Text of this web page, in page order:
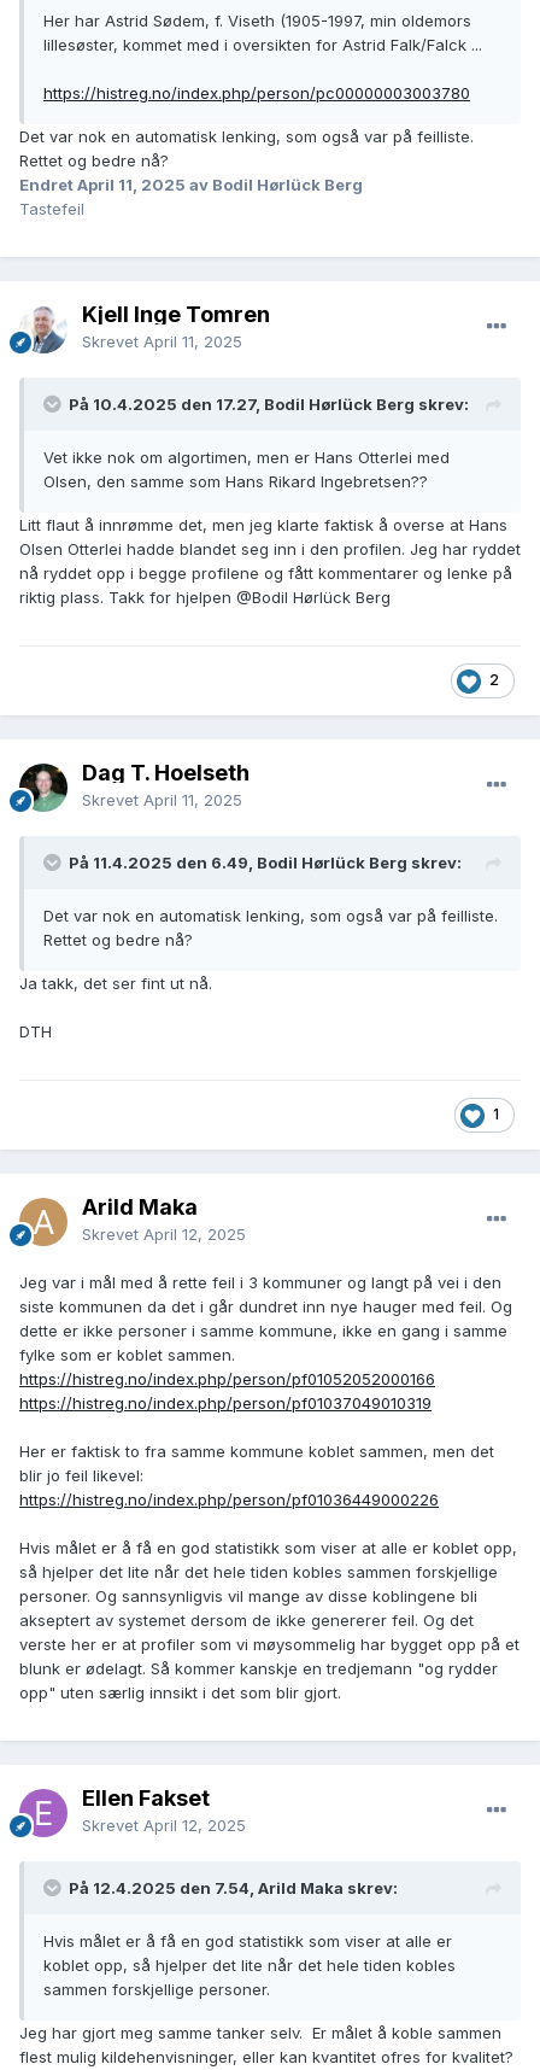
Her har Astrid Sødem, f. Viseth (1905-1997, min oldemors
lillesøster, kommet med i oversikten for Astrid Falk/Falck ...
https://histreg.no/index.php/person/pc00000003003780
Det var nok en automatisk lenking, som også var på feilliste.
Rettet og bedre nå?
EndretApril 11, 2025 av Bodil Hørlück Berg
Tastefeil
Kjell Inge Tomren
Skrevet April 11, 2025
På 10.4.2025 den 17.27, Bodil Hørlück Berg skrev:
Vet ikke nok om algortimen, men er Hans Otterlei med
Olsen, den samme som Hans Rikard Ingebretsen??
Litt flaut å innrømme det, men jeg klarte faktisk å overse at Hans
Olsen Otterlei hadde blandet seg inn i den profilen. Jeg har ryddet
nå ryddet opp i begge profilene og fått kommentarer og lenke på
riktig plass. Takk for hjelpen @Bodil Hørlück Berg
2
Dag T. Hoelseth
Skrevet April 11, 2025
På 11.4.2025 den 6.49, Bodil Hørlück Berg skrev:
Det var nok en automatisk lenking, som også var på feilliste.
Rettet og bedre nå?
Ja takk, det ser fint ut nå.
DTH
1
Arild Maka
Skrevet April 12, 2025
Jeg var i mål med å rette feil i 3 kommuner og langt på vei i den
siste kommunen da det i går dundret inn nye hauger med feil. Og
dette er ikke personer i samme kommune, ikke en gang i samme
fylke som er koblet sammen.
https://histreg.no/index.php/person/pf01052052000166
https://histreg.no/index.php/person/pf01037049010319
Her er faktisk to fra samme kommune koblet sammen, men det
blir jo feil likevel:
https://histreg.no/index.php/person/pf01036449000226
Hvis målet er å få en god statistikk som viser at alle er koblet opp,
så hjelper det lite når det hele tiden kobles sammen forskjellige
personer. Og sannsynligvis vil mange av disse koblingene bli
akseptert av systemet dersom de ikke genererer feil. Og det
verste her er at profiler som vi møysommelig har bygget opp på et
blunk er ødelagt. Så kommer kanskje en tredjemann "og rydder
opp" uten særlig innsikt i det som blir gjort.
Ellen Fakset
Skrevet April 12, 2025
På 12.4.2025 den 7.54, Arild Maka skrev:
Hvis målet er å få en god statistikk som viser at alle er
koblet opp, så hjelper det lite når det hele tiden kobles
sammen forskjellige personer.
Jeg har gjort meg samme tanker selv. Er målet å koble sammen
flest mulig kildehenvisninger, eller kan kvantitet ofres for kvalitet?